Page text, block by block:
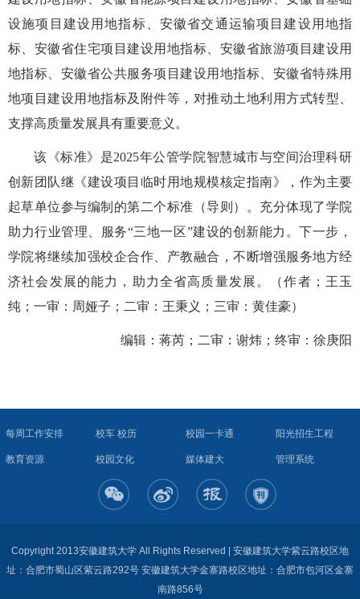
设施项目建设用地指标、安徽省交通运输项目建设用地指
标、安徽省住宅项目建设用地指标、安徽省旅游项目建设用
地指标、安徽省公共服务项目建设用地指标、安徽省特殊用
地项目建设用地指标及附件等，对推动土地利用方式转型、
支撑高质量发展具有重要意义。
该《标准》是2025年公管学院智慧城市与空间治理科研
创新团队继《建设项目临时用地规模核定指南》
，作为主要
起草单位参与编制的第二个标准（导则）。充分体现了学院
助力行业管理、服务“三地一区”建设的创新能力。下一步，
学院将继续加强校企合作、产教融合，不断增强服务地方经
济社会发展的能力，助力全省高质量发展。（作者；王玉
纯；一审：周娅子；二审：王秉义；三审：黄佳豪）
编辑：蒋芮；二审：谢炜；终审：徐庚阳
每周工作安排 校车 校历 校园一卡通 阳光招生工程
教育资源 校园文化 媒体建大 管理系统
Copyright 2013安徽建筑大学 All Rights Reserved | 安徽建筑大学紫云路校区地
址：合肥市蜀山区紫云路292号 安徽建筑大学金寨路校区地址：合肥市包河区金寨
南路856号